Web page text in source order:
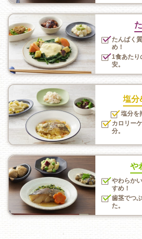
たんぱく
め！
1食あたり
安。
塩分
塩分を
カロリー
分。
や
やわらか
すめ！
歯茎でつ
た。